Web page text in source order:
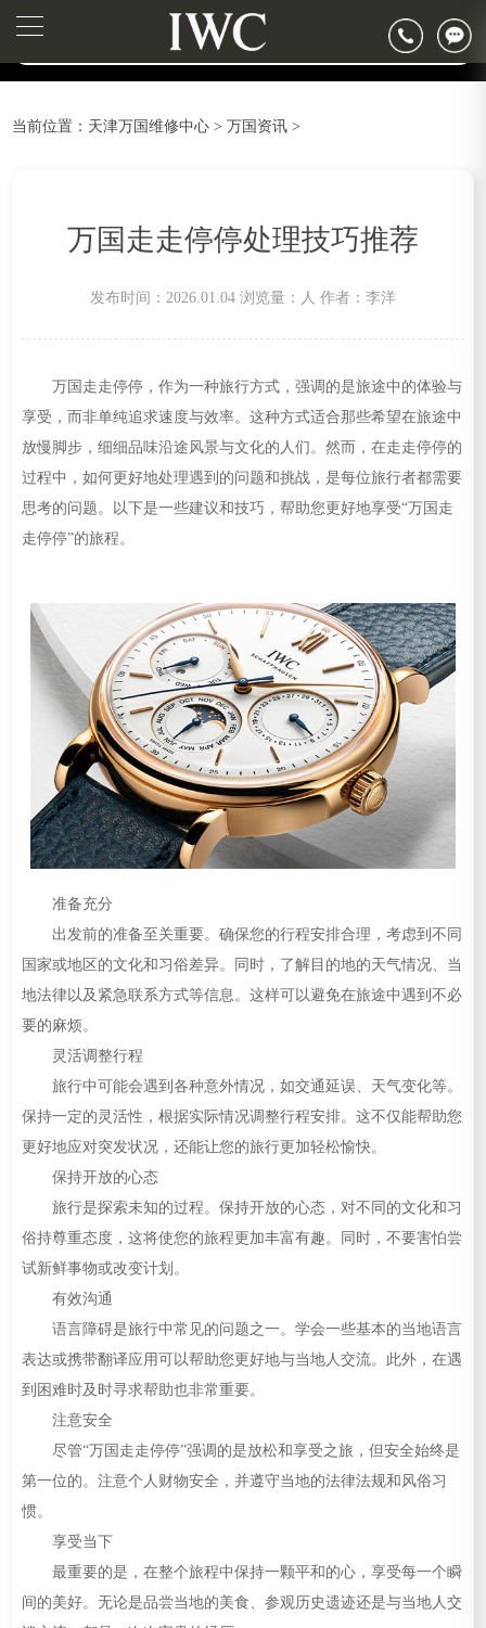
▲
▼
2026年6月万国天津市售后服务网络优化升级公告
2026年6月天津市万国官方售后客户服务热线：400-992-7093
2026年6月万国售后服务中心最新网点地址：
当前位置： 天津万国维修中心 >万国资讯 >
万国走走停停处理技巧推荐
发布时间：2026.01.04 浏览量： 人 作者：李洋
万国走走停停，作为一种旅行方式，强调的是旅途中的体验与
享受，而非单纯追求速度与效率。这种方式适合那些希望在旅途中
放慢脚步，细细品味沿途风景与文化的人们。然而，在走走停停的
过程中，如何更好地处理遇到的问题和挑战，是每位旅行者都需要
思考的问题。以下是一些建议和技巧，帮助您更好地享受“万国走
走停停”的旅程。
准备充分
出发前的准备至关重要。确保您的行程安排合理，考虑到不同
国家或地区的文化和习俗差异。同时，了解目的地的天气情况、当
地法律以及紧急联系方式等信息。这样可以避免在旅途中遇到不必
要的麻烦。
灵活调整行程
旅行中可能会遇到各种意外情况，如交通延误、天气变化等。
保持一定的灵活性，根据实际情况调整行程安排。这不仅能帮助您
更好地应对突发状况，还能让您的旅行更加轻松愉快。
保持开放的心态
旅行是探索未知的过程。保持开放的心态，对不同的文化和习
俗持尊重态度，这将使您的旅程更加丰富有趣。同时，不要害怕尝
试新鲜事物或改变计划。
有效沟通
语言障碍是旅行中常见的问题之一。学会一些基本的当地语言
表达或携带翻译应用可以帮助您更好地与当地人交流。此外，在遇
到困难时及时寻求帮助也非常重要。
注意安全
尽管“万国走走停停”强调的是放松和享受之旅，但安全始终是
第一位的。注意个人财物安全，并遵守当地的法律法规和风俗习
惯。
享受当下
最重要的是，在整个旅程中保持一颗平和的心，享受每一个瞬
间的美好。无论是品尝当地的美食、参观历史遗迹还是与当地人交